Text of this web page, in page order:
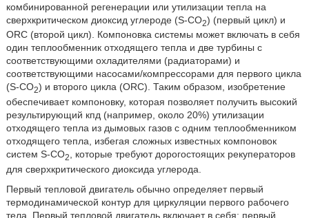
комбинированной регенерации или утилизации тепла на
сверхкритическом диоксид углероде (S-CО2) (первый цикл) и
ORC (второй цикл). Компоновка системы может включать в себя
один теплообменник отходящего тепла и две турбины с
соответствующими охладителями (радиаторами) и
соответствующими насосами/компрессорами для первого цикла
(S-CО2) и второго цикла (ORC). Таким образом, изобретение
обеспечивает компоновку, которая позволяет получить высокий
результирующий кпд (например, около 20%) утилизации
отходящего тепла из дымовых газов с одним теплообменником
отходящего тепла, избегая сложных известных компоновок
систем S-CО2
, которые требуют дорогостоящих рекуператоров
для сверхкритического диоксида углерода.
Первый тепловой двигатель обычно определяет первый
термодинамической контур для циркуляции первого рабочего
тела. Первый тепловой двигатель включает в себя: первый